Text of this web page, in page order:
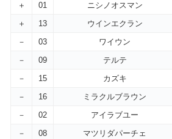
＋
01 ニシノオスマン
＋
13 ウインエクラン
－
03 ワイウン
－
09 テルテ
－
15 カズキ
－
16 ミラクルブラウン
－
02 アイラブユー
－
08 マツリダパーチェ